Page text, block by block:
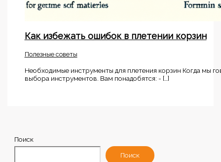
Как избежать ошибок в плетении корзин
Полезные советы
Необходимые инструменты для плетения корзин Когда мы
выбора инструментов. Вам понадобятся: - […]
Поиск
Поиск